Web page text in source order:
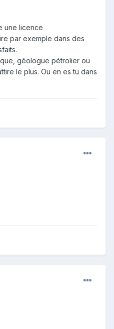
une licence
par exemple dans des
géologue pétrolier ou
le plus. Ou en es tu dans